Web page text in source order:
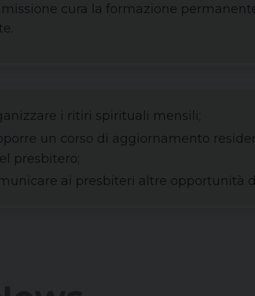
cura la formazione
i ritiri spirituali mensili;
un corso di aggiornamento
presbitero;
ai presbiteri altre opportunità